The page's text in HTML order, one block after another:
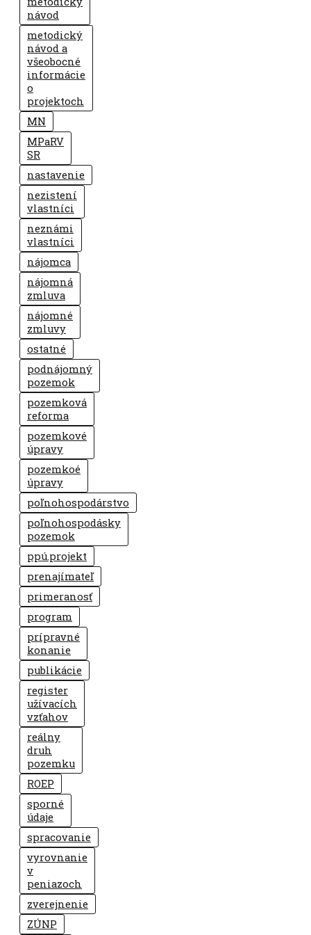
návod
metodický
návod a
všeobocné
informácie
o
projektoch
MN
MPaRV
SR
nastavenie
nezistení
vlastníci
neznámi
vlastníci
nájomca
nájomná
zmluva
nájomné
zmluvy
ostatné
podnájomný
pozemok
pozemková
reforma
pozemkové
úpravy
pozemkoé
úpravy
poľnohospodárstvo
poľnohospodásky
pozemok
ppú.projekt
prenajímateľ
primeranosť
program
prípravné
konanie
publikácie
register
užívacích
vzťahov
reálny
druh
pozemku
ROEP
sporné
údaje
spracovanie
vyrovnanie
v
peniazoch
zverejnenie
ZÚNP